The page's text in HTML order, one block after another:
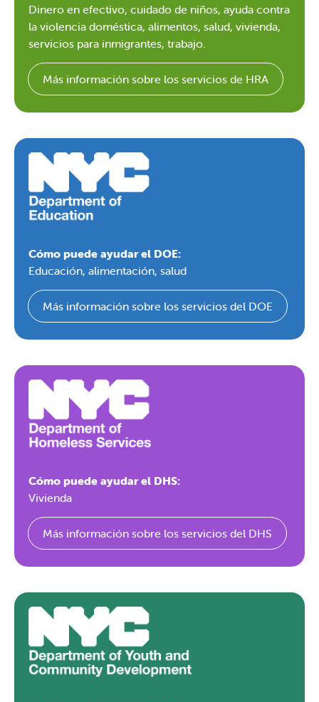
Dinero en efectivo, cuidado de niños, ayuda contra
la violencia doméstica, alimentos, salud, vivienda,
servicios para inmigrantes, trabajo.
Más información sobre los servicios de HRA
Cómo puede ayudar el DOE:
Educación, alimentación, salud
Más información sobre los servicios del DOE
Cómo puede ayudar el DHS:
Vivienda
Más información sobre los servicios del DHS